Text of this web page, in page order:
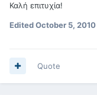
Καλή επιτυχία!
EditedOctober 5, 2010
Quote